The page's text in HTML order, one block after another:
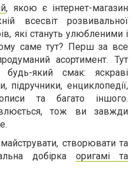
, якою є інтернет-магазин
всесвіт розвивальної
які стануть улюбленими і
саме тут? Перш за все
асортимент. Тут
який смак: яскраві
підручники, енциклопедії,
та багато іншого.
тож ви завжди
створювати та
добірка оригамі та